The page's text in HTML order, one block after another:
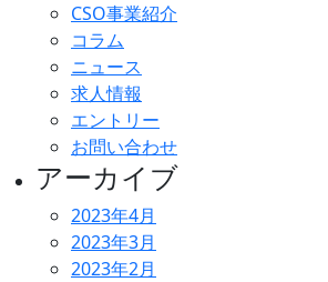
CSO事業紹介
コラム
ニュース
求人情報
エントリー
お問い合わせ
アーカイブ
2023年4月
2023年3月
2023年2月